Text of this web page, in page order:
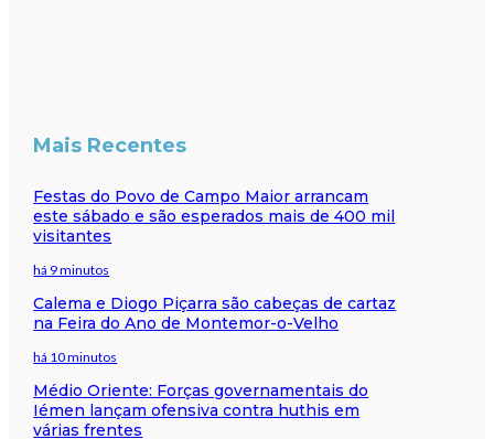
Mais Recentes
Festas do Povo de Campo Maior arrancam
este sábado e são esperados mais de 400 mil
visitantes
há 9 minutos
Calema e Diogo Piçarra são cabeças de cartaz
na Feira do Ano de Montemor-o-Velho
há 10 minutos
Médio Oriente: Forças governamentais do
Iémen lançam ofensiva contra huthis em
várias frentes